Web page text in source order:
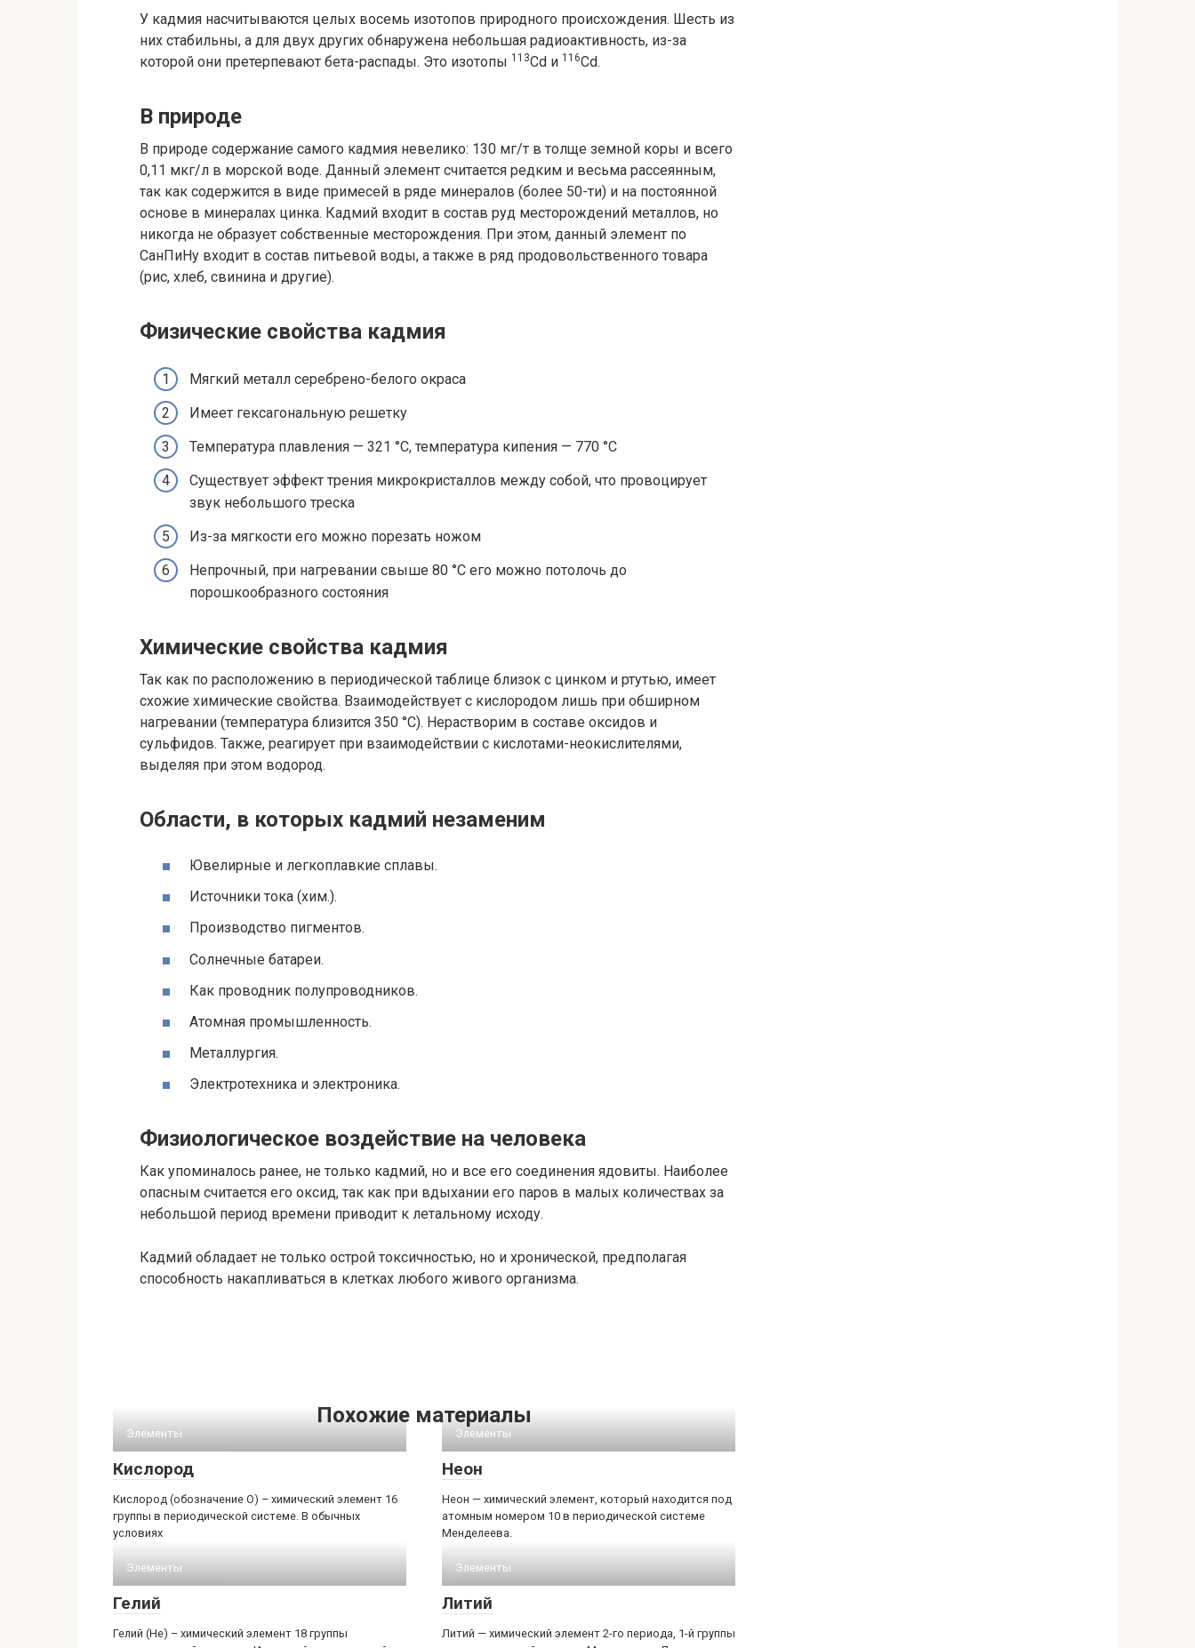
У кадмия насчитываются целых восемь изотопов природного происхождения. Шесть из
них стабильны, а для двух других обнаружена небольшая радиоактивность, из-за
которой они претерпевают бета-распады. Это изотопы 113Cd и 116Cd.
В природе
В природе содержание самого кадмия невелико: 130 мг/т в толще земной коры и всего
0,11 мкг/л в морской воде. Данный элемент считается редким и весьма рассеянным,
так как содержится в виде примесей в ряде минералов (более 50-ти) и на постоянной
основе в минералах цинка. Кадмий входит в состав руд месторождений металлов, но
никогда не образует собственные месторождения. При этом, данный элемент по
СанПиНу входит в состав питьевой воды, а также в ряд продовольственного товара
(рис, хлеб, свинина и другие).
Физические свойства кадмия
Мягкий металл серебрено-белого окраса
Имеет гексагональную решетку
Температура плавления — 321 °C, температура кипения — 770 °C
Существует эффект трения микрокристаллов между собой, что провоцирует
звук небольшого треска
Из-за мягкости его можно порезать ножом
Непрочный, при нагревании свыше 80 °C его можно потолочь до
порошкообразного состояния
Химические свойства кадмия
Так как по расположению в периодической таблице близок с цинком и ртутью, имеет
схожие химические свойства. Взаимодействует с кислородом лишь при обширном
нагревании (температура близится 350 °C). Нерастворим в составе оксидов и
сульфидов. Также, реагирует при взаимодействии с кислотами-неокислителями,
выделяя при этом водород.
Области, в которых кадмий незаменим
Ювелирные и легкоплавкие сплавы.
Источники тока (хим.).
Производство пигментов.
Солнечные батареи.
Как проводник полупроводников.
Атомная промышленность.
Металлургия.
Электротехника и электроника.
Физиологическое воздействие на человека
Как упоминалось ранее, не только кадмий, но и все его соединения ядовиты. Наиболее
опасным считается его оксид, так как при вдыхании его паров в малых количествах за
небольшой период времени приводит к летальному исходу.
Кадмий обладает не только острой токсичностью, но и хронической, предполагая
способность накапливаться в клетках любого живого организма.
Похожие материалы
Элементы
Кислород
Кислород (обозначение O) – химический элемент 16
группы в периодической системе. В обычных
условиях
Элементы
Неон
Неон — химический элемент, который находится под
атомным номером 10 в периодической системе
Менделеева.
Элементы
Гелий
Гелий (He) – химический элемент 18 группы
Элементы
Литий
Литий — химический элемент 2-го периода, 1-й группы